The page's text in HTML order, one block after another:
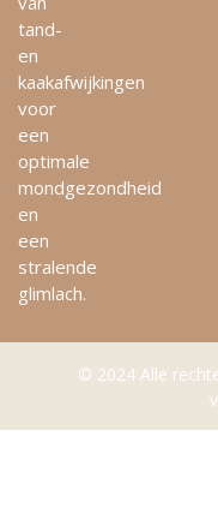
tand-
en
kaakafwijkingen
voor
een
optimale
mondgezondheid
en
een
stralende
glimlach.
© 2024 Alle